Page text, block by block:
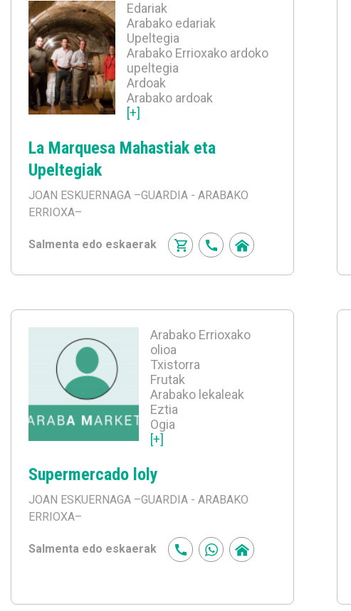
Edariak
Arabako edariak
Upeltegia
Arabako Errioxako ardoko
upeltegia
Ardoak
Arabako ardoak
[+]
La Marquesa Mahastiak eta
Upeltegiak
JOAN ESKUERNAGA –GUARDIA - ARABAKO
ERRIOXA–
Salmenta edo eskaerak
Arabako Errioxako
olioa
Txistorra
Frutak
Arabako lekaleak
Eztia
Ogia
[+]
Supermercado loly
JOAN ESKUERNAGA –GUARDIA - ARABAKO
ERRIOXA–
Salmenta edo eskaerak